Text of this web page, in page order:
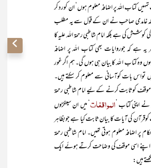
کتاب اللہ پر اضافہ معلوم ہوں‘ ان کورد کر
کہ غامدی صاحب نے ان کے قول سے یہ مطلب
کوشش کی ہے بلکہ امام شاطبی رحمۃ اللہ علیہ کا
یہ ہے کہ جوروایات بھی کتاب اللہ پر اضافہ
وہ کتاب ا للہ کا بیان ہی ہوں گی۔ ہم اگر غور
تواس بات کوآسانی سے معلوم کر سکتے ہیں۔
موقف کوثابت کرنے کے لیے امام شاطبی رحمۃ
نے اپنی کتاب ’ المواقفات ‘ میں ان سینکڑوں
کی آیات کا بیان ثابت کیا ہے جوبظاہر
پر اضافہ معلوم ہوتی تھیں۔ امام شاطبی رحمۃ
اپنے اسی موقف کی وضاحت کرتے ہوئے ایک
ہیں: